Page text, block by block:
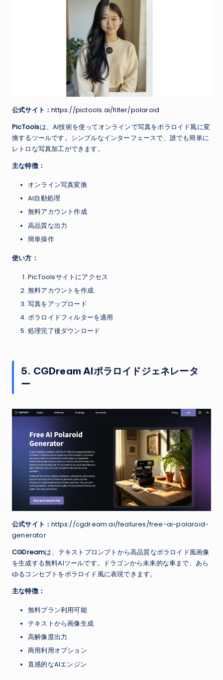
公式サイト：https://pictools.ai/filter/polaroid
PicToolsは、AI技術を使ってオンラインで写真をポラロイド風に変
換するツールです。シンプルなインターフェースで、誰でも簡単に
レトロな写真加工ができます。
主な特徴：
オンライン写真変換
AI自動処理
無料アカウント作成
高品質な出力
簡単操作
使い方：
PicToolsサイトにアクセス
無料アカウントを作成
写真をアップロード
ポラロイドフィルターを適用
処理完了後ダウンロード
5. CGDream AIポラロイドジェネレータ
ー
公式サイト：https://cgdream.ai/features/free-ai-polaroid-
generator
CGDreamは、テキストプロンプトから高品質なポラロイド風画像
を生成する無料AIツールです。ドラゴンから未来的な車まで、あら
ゆるコンセプトをポラロイド風に表現できます。
主な特徴：
無料プラン利用可能
テキストから画像生成
高解像度出力
商用利用オプション
直感的なAIエンジン